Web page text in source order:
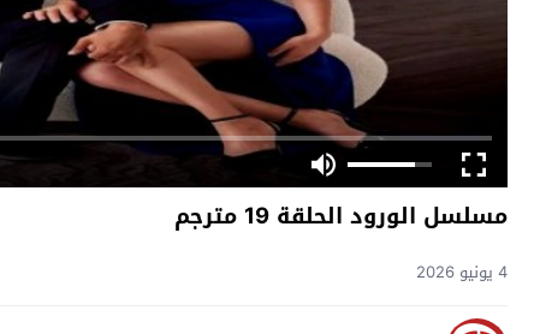
مسلسل الورود الحلقة 19 مترجم
4 يونيو 2026